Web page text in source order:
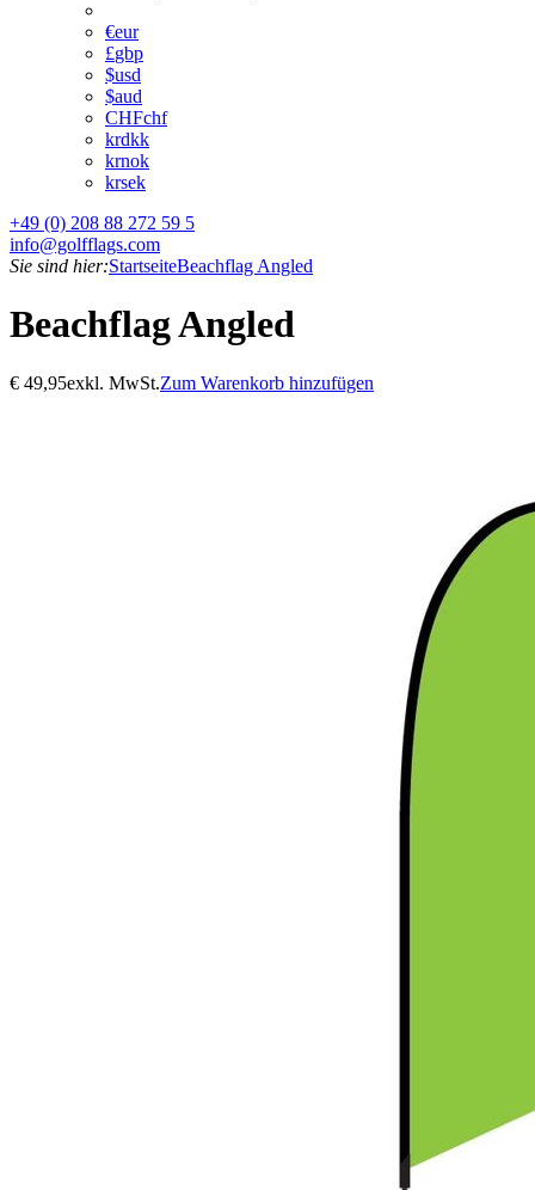
€eur
£gbp
$usd
$aud
CHFchf
krdkk
krnok
krsek
+49 (0) 208 88 272 59 5
info@golfflags.com
Sie sind hier:StartseiteBeachflag Angled
Beachflag Angled
€ 49,95exkl. MwSt.Zum Warenkorb hinzufügen